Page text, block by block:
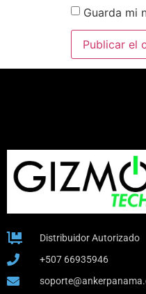
Guarda mi
Distribuidor Autorizado
+507 66935946